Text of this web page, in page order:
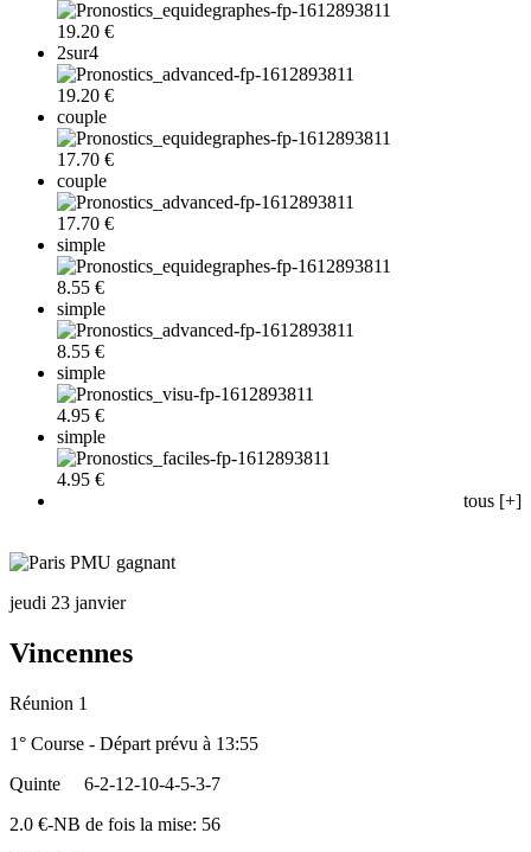
19.20 €
2sur4
19.20 €
couple
17.70 €
couple
17.70 €
simple
8.55 €
simple
8.55 €
simple
4.95 €
simple
4.95 €
tous [+]
jeudi 23 janvier
Vincennes
Réunion 1
1° Course - Départ prévu à 13:55
Quinte
6-2-12-10-4-5-3-7
2.0 €-NB de fois la mise: 56